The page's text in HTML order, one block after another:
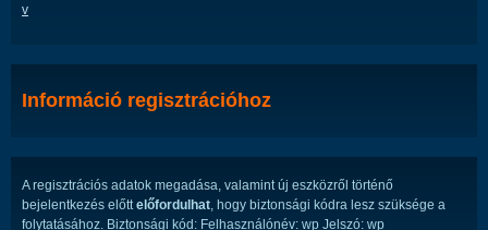
v
Információ regisztrációhoz
A regisztrációs adatok megadása, valamint új eszközről történő
bejelentkezés előttelőfordulhat, hogy biztonsági kódra lesz szüksége a
folytatásához. Biztonsági kód: Felhasználónév: wp Jelszó: wp